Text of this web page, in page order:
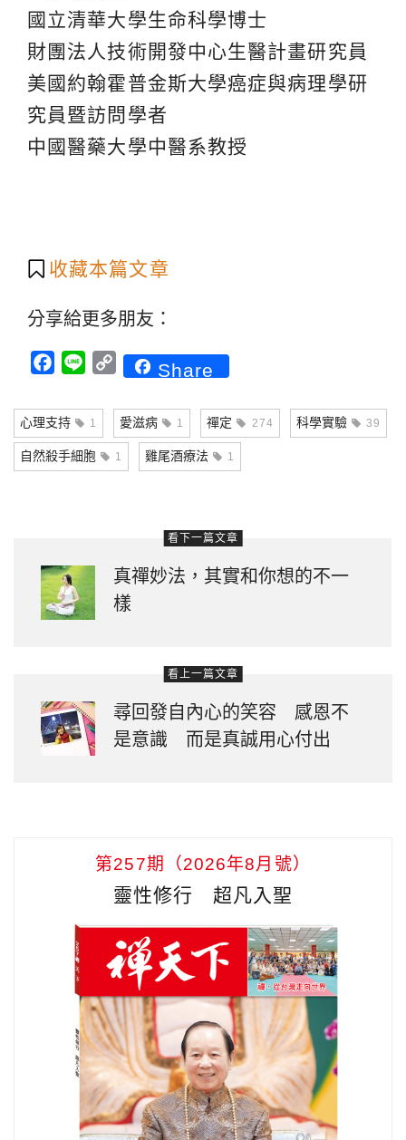
國立清華大學生命科學博士
財團法人技術開發中心生醫計畫研究員
美國約翰霍普金斯大學癌症與病理學研
究員暨訪問學者
中國醫藥大學中醫系教授
收藏本篇文章
分享給更多朋友：
Facebook
Line CopyShare
心理支持 1 愛滋病 1 禪定 274 科學實驗 39
自然殺手細胞 1 雞尾酒療法 1
看下一篇文章
真禪妙法，其實和你想的不一
樣
看上一篇文章
尋回發自內心的笑容 感恩不
是意識 而是真誠用心付出
第257期（2026年8月號）
靈性修行 超凡入聖